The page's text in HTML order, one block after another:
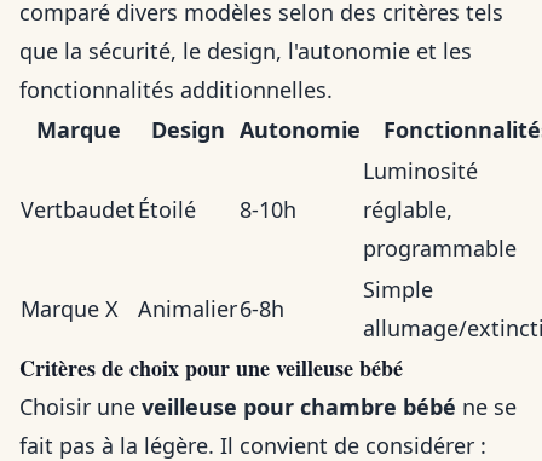
comparé divers modèles selon des critères tels
que la sécurité, le design, l'autonomie et les
fonctionnalités additionnelles.
Marque
Design Autonomie
VertbaudetÉtoilé 8-10h
Luminosité
réglable,
programmable
Marque X Animalier6-8h
Simple
allumage/
Critères de choix pour une veilleuse bébé
Choisir une veilleuse pour chambre bébé ne se
fait pas à la légère. Il convient de considérer :